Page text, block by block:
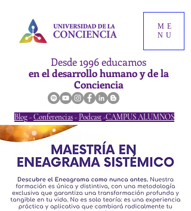
Desde 1996 educamos
en el desarrollo humano y de la
Conciencia
ME
NU
Blog-Conferencias-Podcast-CAMPUS ALUMNOS